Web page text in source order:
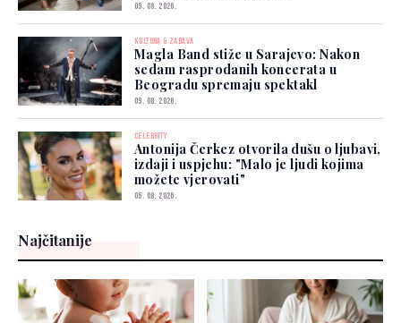
09. 08. 2026.
KULTURA & ZABAVA
Magla Band stiže u Sarajevo: Nakon
sedam rasprodanih koncerata u
Beogradu spremaju spektakl
09. 08. 2026.
CELEBRITY
Antonija Čerkez otvorila dušu o ljubavi,
izdaji i uspjehu: "Malo je ljudi kojima
možete vjerovati"
05. 08. 2026.
Najčitanije